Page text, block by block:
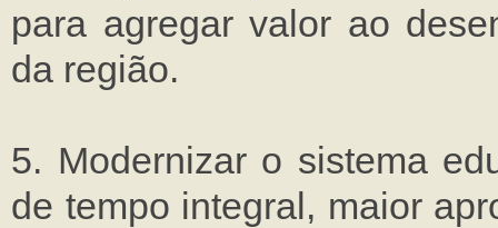
para agregar valor ao
da região.
5. Modernizar o sistema
de tempo integral, maior